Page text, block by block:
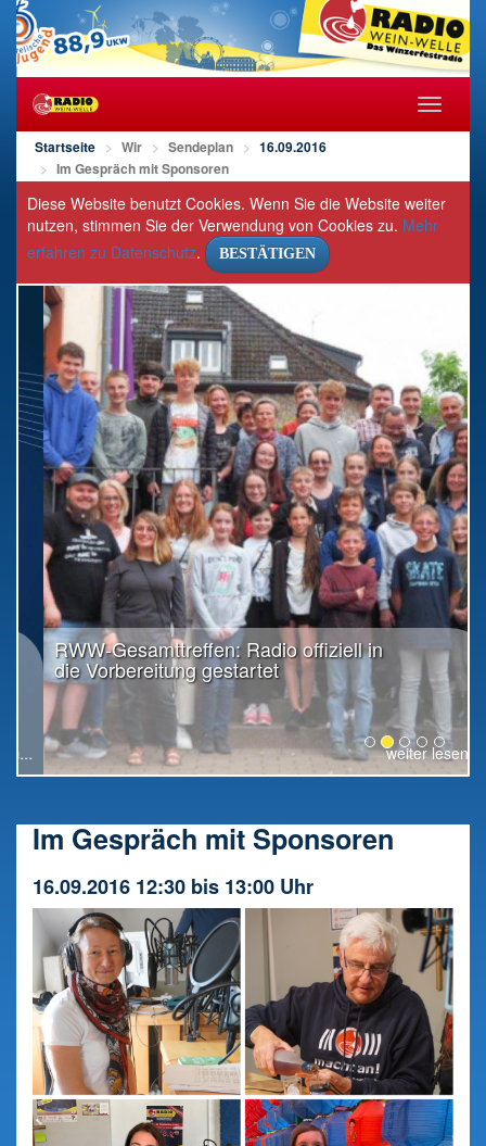
öffnen/
Startseite Wir Sendeplan
16.09.2016
Im Gespräch mit Sponsoren
Diese Website benutzt Cookies. Wenn Sie die Website weiter
nutzen, stimmen Sie der Verwendung von Cookies zu. Mehr
erfahren zu Datenschutz. BESTÄTIGEN
RWW-Gesamttreffen: Radio offiziell in
die Vorbereitung gestartet
weiter lesen...
Im Gespräch mit Sponsoren
16.09.2016 12:30 bis 13:00 Uhr